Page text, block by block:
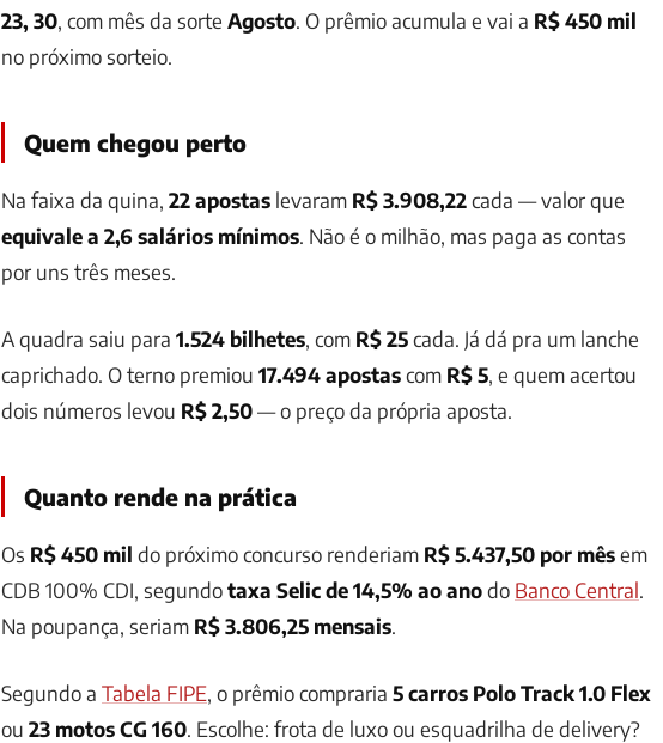
23, 30, com mês da sorte Agosto. O prêmio acumula e vai a R$ 450 mil
no próximo sorteio.
Quem chegou perto
Na faixa da quina, 22 apostas levaram R$ 3.908,22cada — valor que
equivale a 2,6 salários mínimos. Não é o milhão, mas paga as contas
por uns três meses.
A quadra saiu para 1.524 bilhetes, com R$ 25cada. Já dá pra um lanche
caprichado. O terno premiou 17.494 apostascom R$ 5, e quem acertou
dois números levou R$ 2,50— o preço da própria aposta.
Quanto rende na prática
Os R$ 450 mil do próximo concurso renderiam R$ 5.437,50 por mêsem
CDB 100% CDI, segundotaxa Selic de 14,5% ao anodo Banco Central.
Na poupança, seriam R$ 3.806,25 mensais.
Segundo a Tabela FIPE, o prêmio compraria 5 carros Polo Track 1.0 Flex
ou 23 motos CG 160. Escolhe: frota de luxo ou esquadrilha de delivery?